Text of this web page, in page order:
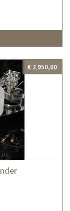
€ 2.950,00